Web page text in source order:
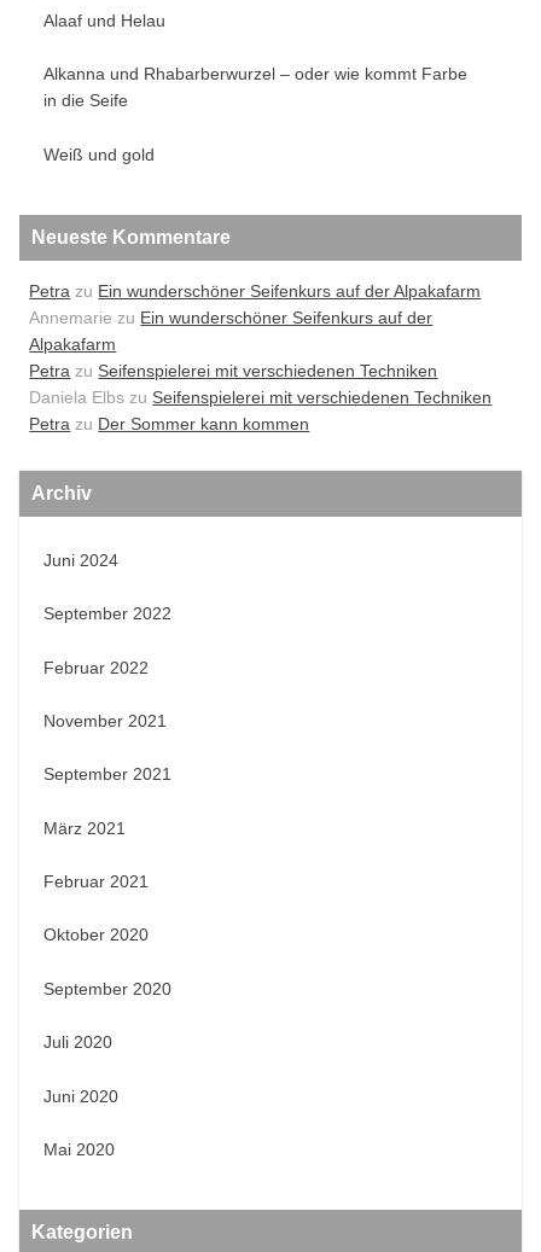
Alaaf und Helau
Alkanna und Rhabarberwurzel – oder wie kommt Farbe
in die Seife
Weiß und gold
Neueste Kommentare
Petra zu Ein wunderschöner Seifenkurs auf der Alpakafarm
Annemarie zu Ein wunderschöner Seifenkurs auf der
Alpakafarm
Petra zu Seifenspielerei mit verschiedenen Techniken
Daniela Elbs zu Seifenspielerei mit verschiedenen Techniken
Petra zu Der Sommer kann kommen
Archiv
Juni 2024
September 2022
Februar 2022
November 2021
September 2021
März 2021
Februar 2021
Oktober 2020
September 2020
Juli 2020
Juni 2020
Mai 2020
Kategorien